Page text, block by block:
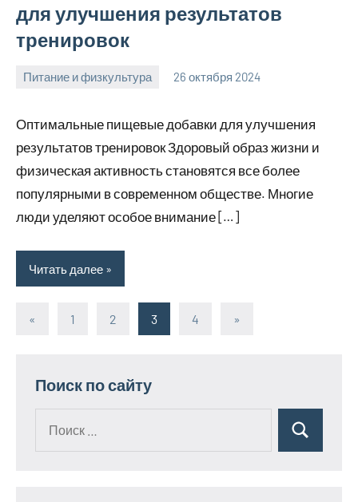
для улучшения результатов
тренировок
Питание и физкультура 26 октября 2024
Оптимальные пищевые добавки для улучшения
результатов тренировок Здоровый образ жизни и
физическая активность становятся все более
популярными в современном обществе. Многие
люди уделяют особое внимание […]
Читать далее
«
Предыдущие
1 2 3 4
Следующие
»
Поиск по сайту
Поиск